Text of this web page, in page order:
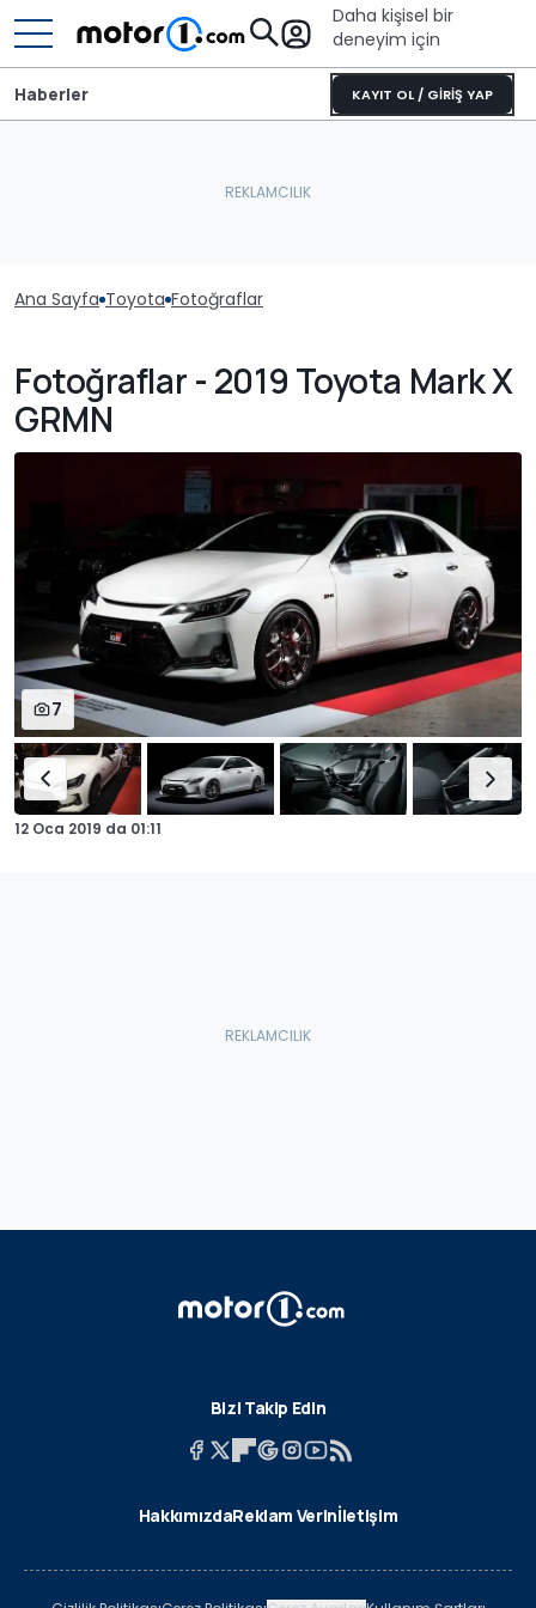
Daha kişisel bir
deneyim için
KAYIT OL / GİRİŞ YAP
Haberler
Ana Sayfa Toyota Fotoğraflar
Fotoğraflar - 2019 Toyota Mark X
GRMN
7
12 Oca 2019 da 01:11
Bizi Takip Edin
HakkımızdaReklam Verinİletişim